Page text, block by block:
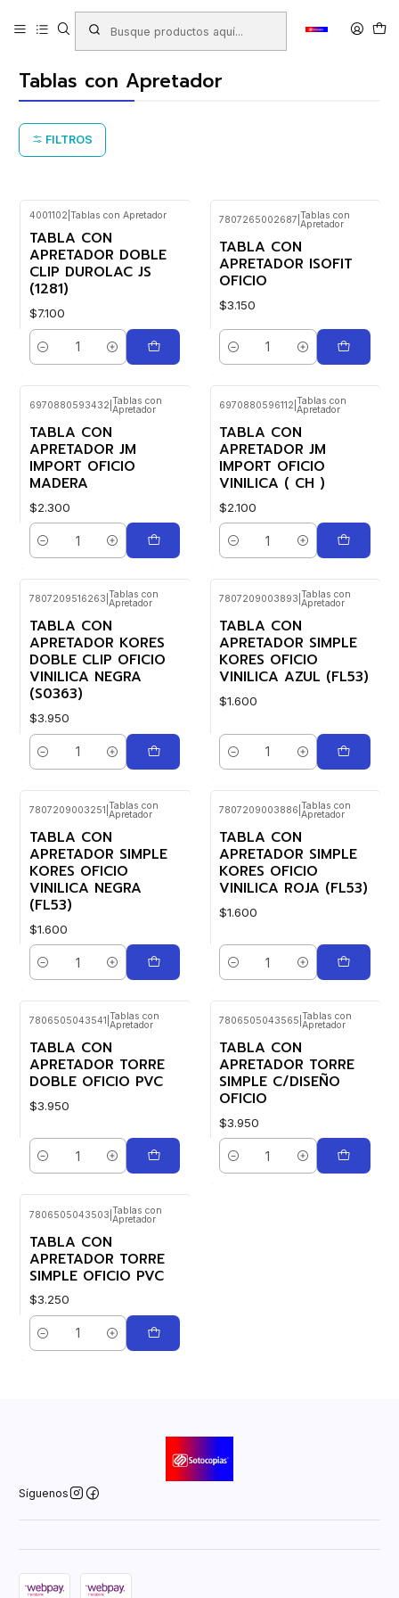
Productos LIBRERIA Oficina Carpetas
Tablas con Apretador
Tablas con Apretador
FILTROS
4001102 Tablas con Apretador
TABLA CON
APRETADOR DOBLE
CLIP DUROLAC JS
(1281)
$7.100
Cantidad
7807265002687 Tablas con
Apretador
TABLA CON
APRETADOR ISOFIT
OFICIO
$3.150
Cantidad
6970880593432 Tablas con
Apretador
TABLA CON
APRETADOR JM
IMPORT OFICIO
MADERA
$2.300
Cantidad
6970880596112 Tablas con
Apretador
TABLA CON
APRETADOR JM
IMPORT OFICIO
VINILICA ( CH )
$2.100
Cantidad
7807209516263 Tablas con
Apretador
TABLA CON
APRETADOR KORES
DOBLE CLIP OFICIO
VINILICA NEGRA
(S0363)
$3.950
Cantidad
7807209003893 Tablas con
Apretador
TABLA CON
APRETADOR SIMPLE
KORES OFICIO
VINILICA AZUL (FL53)
$1.600
Cantidad
7807209003251 Tablas con
Apretador
TABLA CON
APRETADOR SIMPLE
KORES OFICIO
VINILICA NEGRA
(FL53)
$1.600
Cantidad
7807209003886 Tablas con
Apretador
TABLA CON
APRETADOR SIMPLE
KORES OFICIO
VINILICA ROJA (FL53)
$1.600
Cantidad
7806505043541 Tablas con
Apretador
TABLA CON
APRETADOR TORRE
DOBLE OFICIO PVC
$3.950
Cantidad
7806505043565 Tablas con
Apretador
TABLA CON
APRETADOR TORRE
SIMPLE C/DISEÑO
OFICIO
$3.950
Cantidad
7806505043503 Tablas con
Apretador
TABLA CON
APRETADOR TORRE
SIMPLE OFICIO PVC
$3.250
Cantidad
Síguenos